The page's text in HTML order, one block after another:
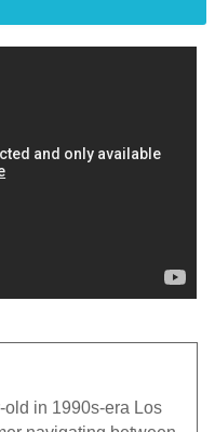
old in 1990s-era Los